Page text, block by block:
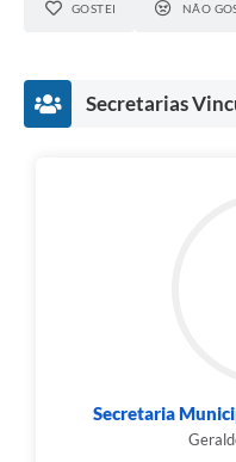
GOSTEI NÃO
Secretarias
Secretaria